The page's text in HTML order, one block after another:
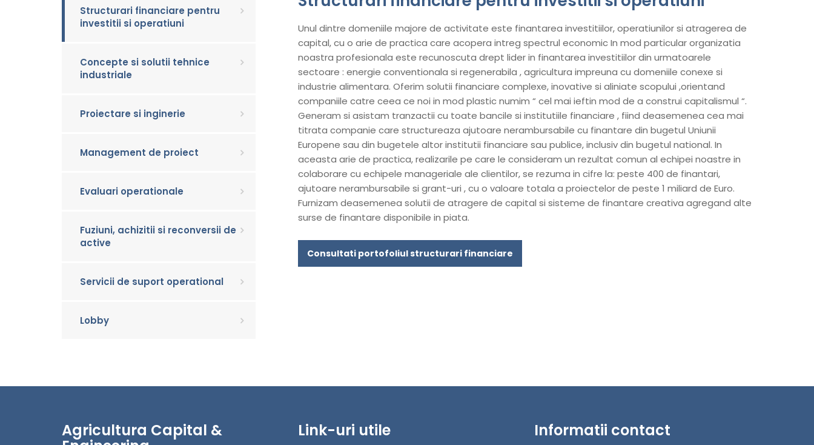
Structurari financiare pentru
investitii si operatiuni
Concepte si solutii tehnice
industriale
Proiectare si inginerie
Management de proiect
Evaluari operationale
Fuziuni, achizitii si reconversii de
active
Servicii de suport operational
Lobby
Unul dintre domeniile majore de activitate este finantarea investitiilor, operatiunilor si atragerea de
capital, cu o arie de practica care acopera intreg spectrul economic In mod particular organizatia
noastra profesionala este recunoscuta drept lider in finantarea investitiilor din urmatoarele
sectoare : energie conventionala si regenerabila , agricultura impreuna cu domeniile conexe si
industrie alimentara. Oferim solutii financiare complexe, inovative si aliniate scopului ,orientand
companiile catre ceea ce noi in mod plastic numim “ cel mai ieftin mod de a construi capitalismul “.
Generam si asistam tranzactii cu toate bancile si institutiile financiare , fiind deasemenea cea mai
titrata companie care structureaza ajutoare nerambursabile cu finantare din bugetul Uniunii
Europene sau din bugetele altor institutii financiare sau publice, inclusiv din bugetul national. In
aceasta arie de practica, realizarile pe care le consideram un rezultat comun al echipei noastre in
colaborare cu echipele manageriale ale clientilor, se rezuma in cifre la: peste 400 de finantari,
ajutoare nerambursabile si grant-uri , cu o valoare totala a proiectelor de peste 1 miliard de Euro.
Furnizam deasemenea solutii de atragere de capital si sisteme de finantare creativa agregand alte
surse de finantare disponibile in piata.
Consultati portofoliul structurari financiare
Agricultura Capital & Link-uri utile Informatii contact